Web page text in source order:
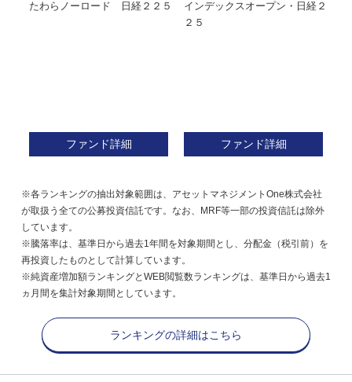
たわらノーロード 日経２２５
ファンド詳細
インデックスオープン・日経２
２５
ファンド詳細
※各ランキングの抽出対象範囲は、アセットマネジメントOne株式会社
が取扱う全ての公募投資信託です。なお、MRF等一部の投資信託は除外
しています。
※騰落率は、基準日から過去1年間を対象期間とし、分配金（税引前）を
再投資したものとして計算しています。
※純資産増加額ランキングとWEB閲覧数ランキングは、基準日から過去1
ヵ月間を集計対象期間としています。
ランキングの詳細はこちら